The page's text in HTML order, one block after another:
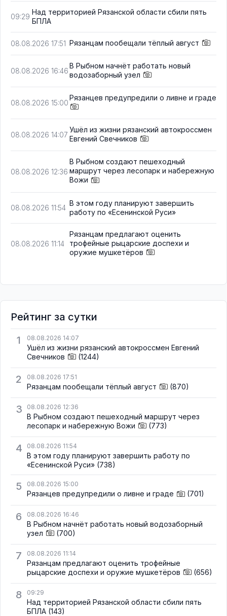
09:29
Над территорией Рязанской области сбили пять
БПЛА
08.08.2026 17:51 Рязанцам пообещали тёплый август
08.08.2026 16:46
В Рыбном начнёт работать новый
водозаборный узел
08.08.2026 15:00
Рязанцев предупредили о ливне и граде
08.08.2026 14:07
Ушёл из жизни рязанский автокроссмен
Евгений Свечников
08.08.2026 12:36
В Рыбном создают пешеходный
маршрут через лесопарк и набережную
Вожи
08.08.2026 11:54
В этом году планируют завершить
работу по «Есенинской Руси»
08.08.2026 11:14
Рязанцам предлагают оценить
трофейные рыцарские доспехи и
оружие мушкетёров
Рейтинг за сутки
1
08.08.2026 14:07
Ушёл из жизни рязанский автокроссмен Евгений
Свечников
(1244)
2 08.08.2026 17:51
Рязанцам пообещали тёплый август (870)
3 08.08.2026 12:36
В Рыбном создают пешеходный маршрут через
лесопарк и набережную Вожи
(773)
4 08.08.2026 11:54
В этом году планируют завершить работу по
«Есенинской Руси» (738)
5 08.08.2026 15:00
Рязанцев предупредили о ливне и граде (701)
6 08.08.2026 16:46
В Рыбном начнёт работать новый водозаборный
узел
(700)
7 08.08.2026 11:14
Рязанцам предлагают оценить трофейные
рыцарские доспехи и оружие мушкетёров
(656)
8 09:29
Над территорией Рязанской области сбили пять
БПЛА (143)